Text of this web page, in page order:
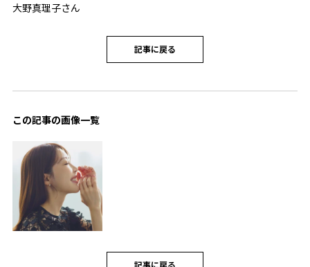
大野真理子さん
記事に戻る
この記事の画像一覧